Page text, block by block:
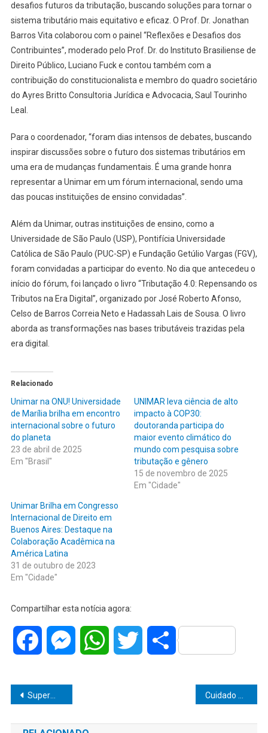
desafios futuros da tributação, buscando soluções para tornar o
sistema tributário mais equitativo e eficaz. O Prof. Dr. Jonathan
Barros Vita colaborou com o painel “Reflexões e Desafios dos
Contribuintes”, moderado pelo Prof. Dr. do Instituto Brasiliense de
Direito Público, Luciano Fuck e contou também com a
contribuição do constitucionalista e membro do quadro societário
do Ayres Britto Consultoria Jurídica e Advocacia, Saul Tourinho
Leal.
Para o coordenador, “foram dias intensos de debates, buscando
inspirar discussões sobre o futuro dos sistemas tributários em
uma era de mudanças fundamentais. É uma grande honra
representar a Unimar em um fórum internacional, sendo uma
das poucas instituições de ensino convidadas”.
Além da Unimar, outras instituições de ensino, como a
Universidade de São Paulo (USP), Pontifícia Universidade
Católica de São Paulo (PUC-SP) e Fundação Getúlio Vargas (FGV),
foram convidadas a participar do evento. No dia que antecedeu o
início do fórum, foi lançado o livro “Tributação 4.0: Repensando os
Tributos na Era Digital”, organizado por José Roberto Afonso,
Celso de Barros Correia Neto e Hadassah Lais de Sousa. O livro
aborda as transformações nas bases tributáveis trazidas pela
era digital.
Relacionado
Unimar na ONU! Universidade
de Marília brilha em encontro
internacional sobre o futuro
do planeta
23 de abril de 2025
Em "Brasil"
UNIMAR leva ciência de alto
impacto à COP30:
doutoranda participa do
maior evento climático do
mundo com pesquisa sobre
tributação e gênero
15 de novembro de 2025
Em "Cidade"
Unimar Brilha em Congresso
Internacional de Direito em
Buenos Aires: Destaque na
Colaboração Acadêmica na
América Latina
31 de outubro de 2023
Em "Cidade"
Compartilhar esta notícia agora:
Facebook MessengerWhatsAppTwitter Share
Navegação
de
Supermercado Tauste Transforma Compras em Sonhos Realizados no Multiprêmios! Cuidado e dedicação: Dia do Médico de Família e Comunidade